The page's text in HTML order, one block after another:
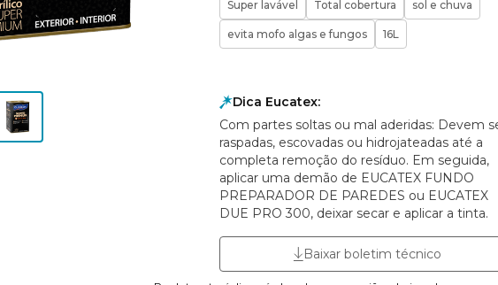
Super lavável Total cobertura sol e chuva
evita mofo algas e fungos 16L
Dica Eucatex:
Com partes soltas ou mal aderidas: Devem
raspadas, escovadas ou hidrojateadas até a
completa remoção do resíduo. Em seguida,
aplicar uma demão de EUCATEX FUNDO
PREPARADOR DE PAREDES ou EUCATEX
DUE PRO 300, deixar secar e aplicar a tinta.
Baixar boletim técnico